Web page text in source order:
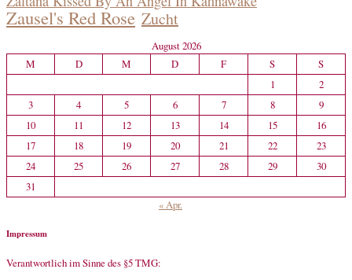
Zausel's Red Rose Zucht
August 2026
M
D M D F S
S
1
2
3
4 5 6 7 8
9
10
11 12 13 14 15
16
17
18 19 20 21 22
23
24
25 26 27 28 29
30
31
« Apr.
Impressum
Verantwortlich im Sinne des §5 TMG: